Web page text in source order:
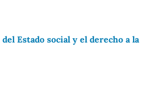
Estado social y el derecho a la